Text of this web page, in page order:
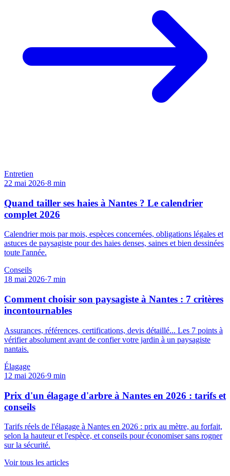
Entretien
22 mai 2026·8 min
Quand tailler ses haies à Nantes ? Le calendrier
complet 2026
Calendrier mois par mois, espèces concernées, obligations légales et
astuces de paysagiste pour des haies denses, saines et bien dessinées
toute l'année.
Conseils
18 mai 2026·7 min
Comment choisir son paysagiste à Nantes : 7 critères
incontournables
Assurances, références, certifications, devis détaillé... Les 7 points à
vérifier absolument avant de confier votre jardin à un paysagiste
nantais.
Élagage
12 mai 2026·9 min
Prix d'un élagage d'arbre à Nantes en 2026 : tarifs et
conseils
Tarifs réels de l'élagage à Nantes en 2026 : prix au mètre, au forfait,
selon la hauteur et l'espèce, et conseils pour économiser sans rogner
sur la sécurité.
Voir tous les articles